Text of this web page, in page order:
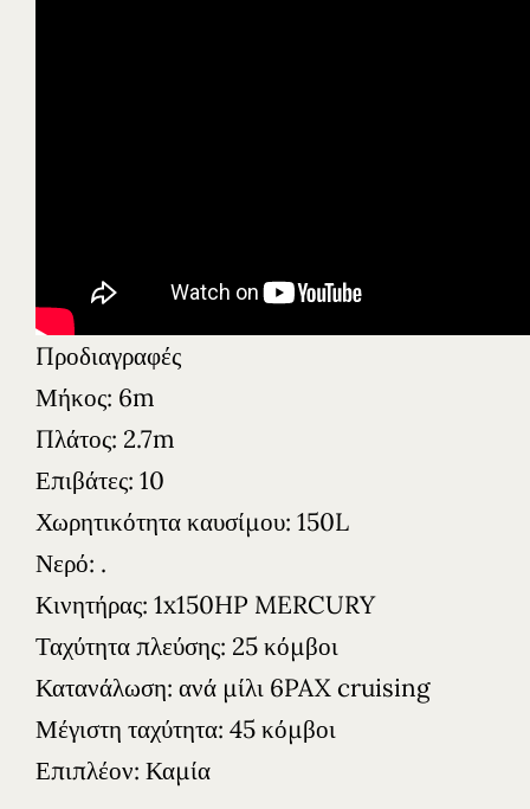
Προδιαγραφές
Μήκος: 6m
Πλάτος: 2.7m
Επιβάτες: 10
Χωρητικότητα καυσίμου: 150L
Νερό: .
Κινητήρας: 1x150HP MERCURY
Ταχύτητα πλεύσης: 25 κόμβοι
Κατανάλωση: ανά μίλι 6PAX cruising
Μέγιστη ταχύτητα: 45 κόμβοι
Επιπλέον: Καμία